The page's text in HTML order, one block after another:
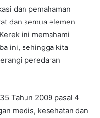
dan pemahaman
dan semua elemen
ini memahami
ini, sehingga kita
peredaran
Tahun 2009 pasal 4
medis, kesehatan dan